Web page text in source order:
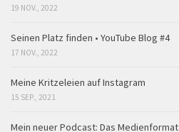
19 NOV., 2022
Seinen Platz finden • YouTube Blog #4
17 NOV., 2022
Meine Kritzeleien auf Instagram
15 SEP., 2021
Mein neuer Podcast: Das Medienformat